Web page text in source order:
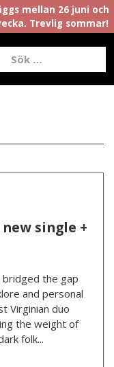
mellan 26 juni och
Trevlig sommar!
single +
bridged the gap
and personal
Virginian duo
the weight of
folk...